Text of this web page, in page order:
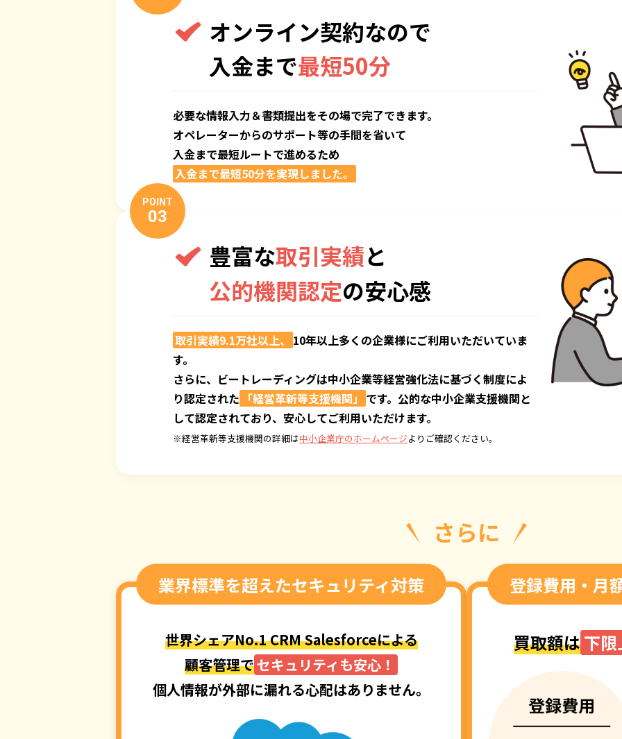
オンライン契約なので
入金まで最短50分
必要な情報入力＆書類提出をその場で完了できます。
オペレーターからのサポート等の手間を省いて
入金まで最短ルートで進めるため
入金まで最短50分を実現しました。
POINT
03
豊富な取引実績と
公的機関認定の安心感
取引実績9.1万社以上、
10年以上多くの企業様にご利用いただいていま
す。
さらに、ビートレーディングは中小企業等経営強化法に基づく制度によ
り認定された 「経営革新等支援機関」 です。公的な中小企業支援機関と
して認定されており、安心してご利用いただけます。
※経営革新等支援機関の詳細は中小企業庁のホームページよりご確認ください。
さらに
業界標準を超えたセキュリティ対策
世界シェアNo.1 CRM Salesforceによる
顧客管理でセキュリティも安心！
個人情報が外部に漏れる心配はありません。
登録費用・月
買取額は下